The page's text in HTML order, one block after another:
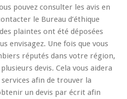
pouvez consulter les avis en
le Bureau d’éthique
plaintes ont été déposées
envisagez. Une fois que vous
réputés dans votre région,
devis. Cela vous aidera
afin de trouver la
un devis par écrit afin